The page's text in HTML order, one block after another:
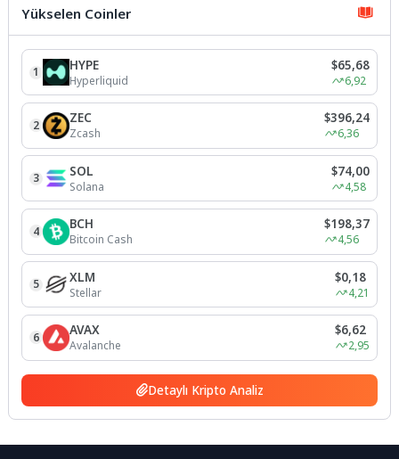
Yükselen Coinler
1 HYPE
Hyperliquid
$65,68
6,92
2 ZEC
Zcash
$396,24
6,36
3 SOL
Solana
$74,00
4,58
4 BCH
Bitcoin Cash
$198,37
4,56
5 XLM
Stellar
$0,18
4,21
6 AVAX
Avalanche
$6,62
2,95
Detaylı Kripto Analiz